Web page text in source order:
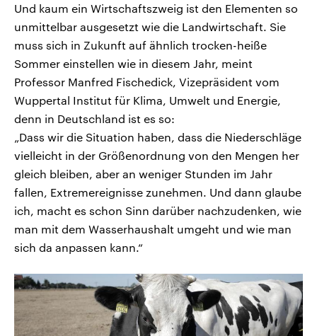
Und kaum ein Wirtschaftszweig ist den Elementen so
unmittelbar ausgesetzt wie die Landwirtschaft. Sie
muss sich in Zukunft auf ähnlich trocken-heiße
Sommer einstellen wie in diesem Jahr, meint
Professor Manfred Fischedick, Vizepräsident vom
Wuppertal Institut für Klima, Umwelt und Energie,
denn in Deutschland ist es so:
„Dass wir die Situation haben, dass die Niederschläge
vielleicht in der Größenordnung von den Mengen her
gleich bleiben, aber an weniger Stunden im Jahr
fallen, Extremereignisse zunehmen. Und dann glaube
ich, macht es schon Sinn darüber nachzudenken, wie
man mit dem Wasserhaushalt umgeht und wie man
sich da anpassen kann.“